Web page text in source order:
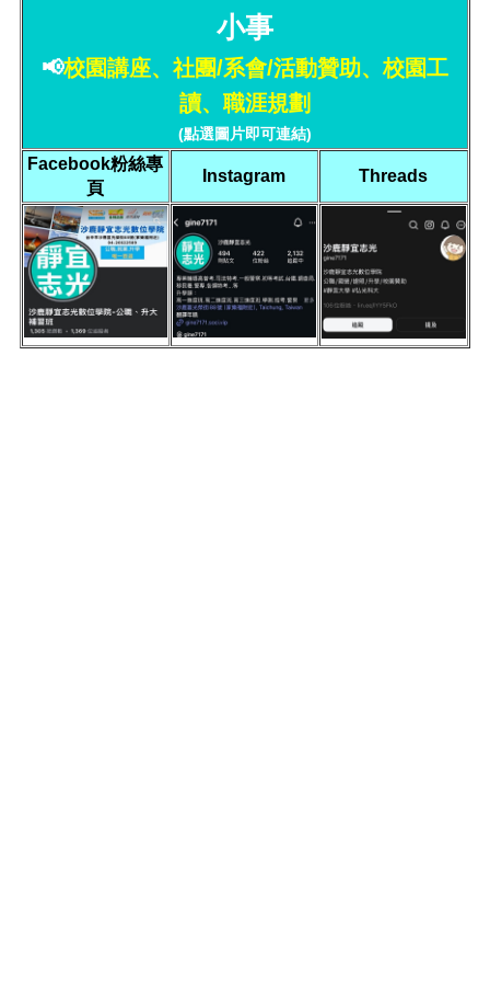
小事
📢校園講座、社團/系會/活動贊助、校園工
讀、職涯規劃
(點選圖片即可連結)
Facebook粉絲專
頁
Instagram Threads